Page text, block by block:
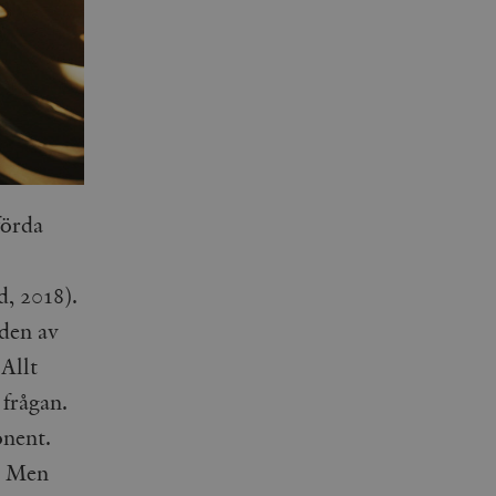
2018).
av
Allt
Men